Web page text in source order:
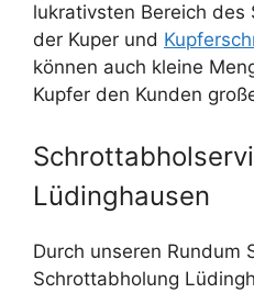
lukrativsten Bereich
der Kuper und
können auch kleine
Kupfer den Kunden
Lüdinghausen
Durch unseren Rundum
Schrottabholung